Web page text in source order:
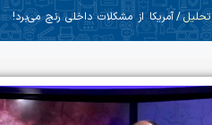
/ آمریکا از مشکلات داخلی رنج می‌برد!